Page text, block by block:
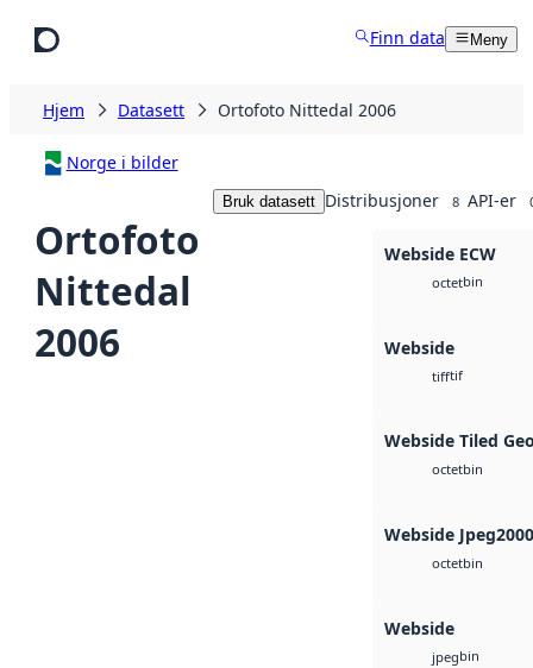
Finn data Meny
Hjem Datasett Ortofoto Nittedal 2006
Norge i bilder
Ortofoto
Nittedal
2006
Bruk datasett Distribusjoner 8 API-er
Webside ECW
octetbin
Webside
tifftif
Webside Tiled
octetbin
Webside Jpeg2000
octetbin
Webside
jpegbin